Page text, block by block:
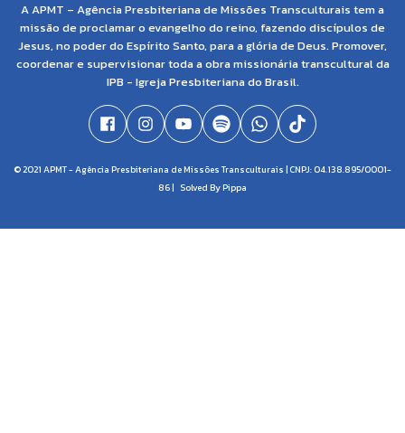
A APMT – Agência Presbiteriana de Missões Transculturais tem a
missão de proclamar o evangelho do reino, fazendo discípulos de
Jesus, no poder do Espírito Santo, para a glória de Deus. Promover,
coordenar e supervisionar toda a obra missionária transcultural da
IPB - Igreja Presbiteriana do Brasil.
© 2021 APMT - Agência Presbiteriana de Missões Transculturais | CNPJ: 04.138.895/0001-
86 | Solved By Pippa